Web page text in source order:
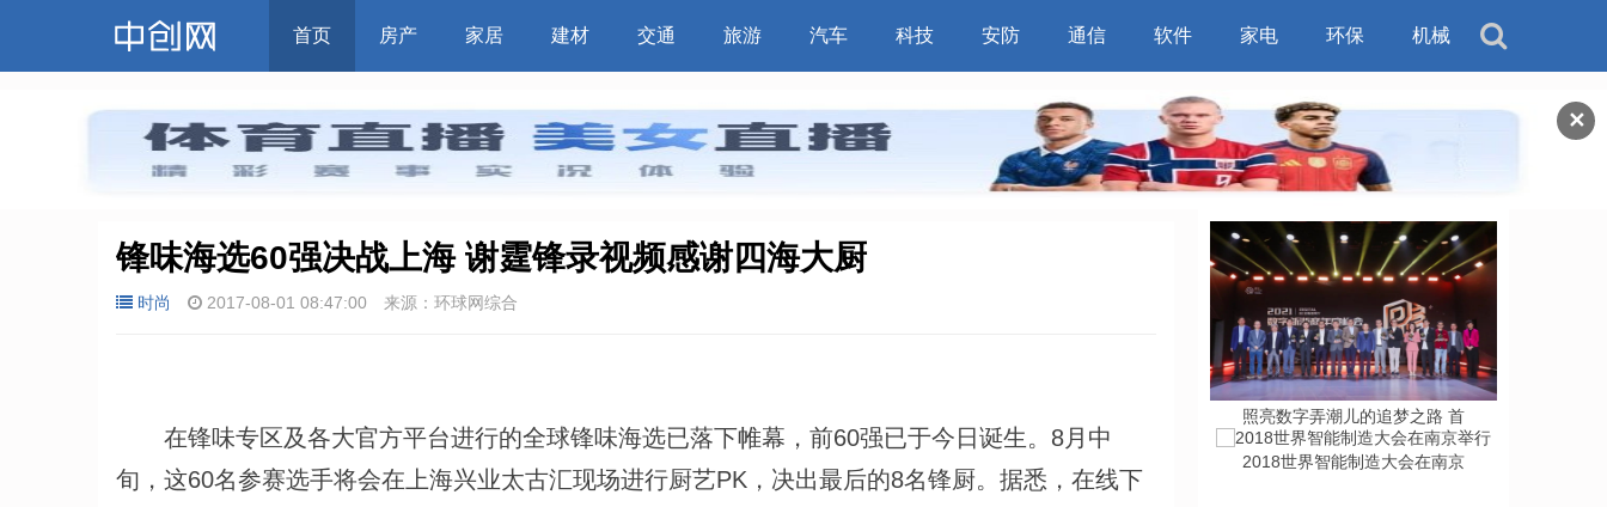
✕
首页 房产 家居 建材 交通 旅游 汽车 科技 安防 通信 软件 家电 环保 机械
锋味海选60强决战上海 谢霆锋录视频感谢四海大厨
时尚 2017-08-01 08:47:00 来源：环球网综合
在锋味专区及各大官方平台进行的全球锋味海选已落下帷幕，前60强已于今日诞生。8月中
旬，这60名参赛选手将会在上海兴业太古汇现场进行厨艺PK，决出最后的8名锋厨。据悉，在线下
照亮数字弄潮儿的追梦之路 首
2018世界智能制造大会在南京